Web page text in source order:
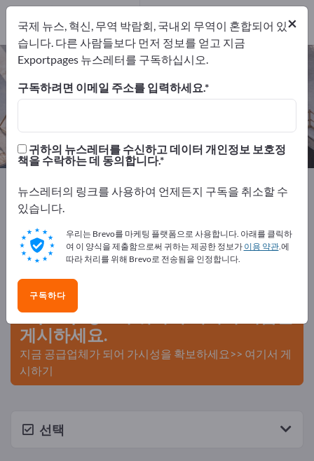
도로 건설 자재 – 제조업체 및 공급업
체 찾기
제조업체4
Exportpages 건축 산업 건축 자재 도로 건설 자재
Exportpages에서 무료로 광고하세
요!
수요 – 공급 – 중고품 – 비즈니스 연락처 >> 여기서 시작
하세요
Exportpages에 귀사의 회사와 제품을
게시하세요.
지금 공급업체가 되어 가시성을 확보하세요>> 여기서 게
시하기
선택
×
국제 뉴스, 혁신, 무역 박람회, 국내외 무역이 혼합되어 있
습니다. 다른 사람들보다 먼저 정보를 얻고 지금
Exportpages 뉴스레터를 구독하십시오.
구독하려면 이메일 주소를 입력하세요.
귀하의 뉴스레터를 수신하고 데이터 개인정보 보호정
책을 수락하는 데 동의합니다.
뉴스레터의 링크를 사용하여 언제든지 구독을 취소할 수
있습니다.
우리는 Brevo를 마케팅 플랫폼으로 사용합니다. 아래를 클릭하
여 이 양식을 제출함으로써 귀하는 제공한 정보가 이용 약관.에
따라 처리를 위해 Brevo로 전송됨을 인정합니다.
구독하다